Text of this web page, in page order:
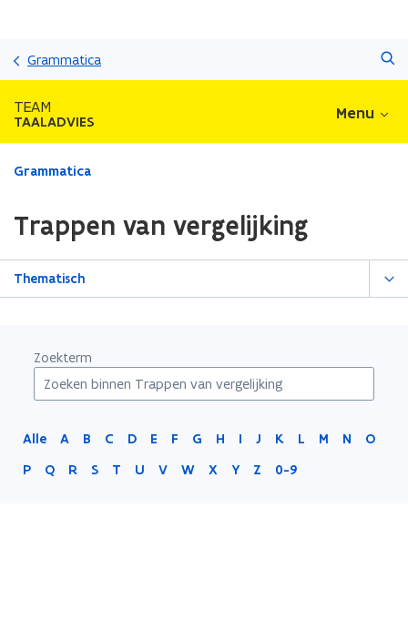
Grammatica
TEAM
TAALADVIES Menu
Gedaan
zich
op:
Trappen
Grammatica
Trappen van vergelijking
Thematisch
Zoekterm
Alle A B C D E F G H I J K L M N
O
P
Q R S T U V W X Y Z 0-9